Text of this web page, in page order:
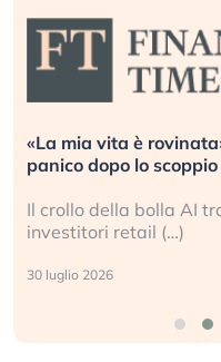
«La mia vita è
panico dopo lo
Il crollo della bolla AI
investitori retail (…)
30 luglio 2026